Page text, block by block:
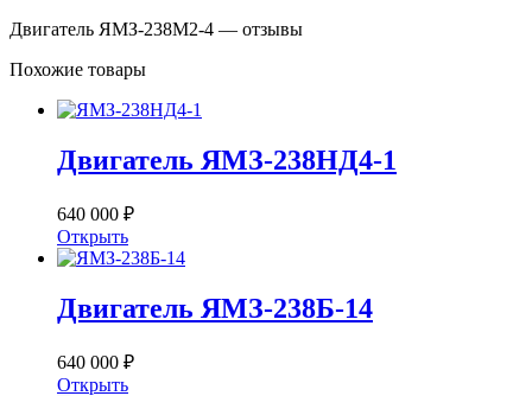
Двигатель ЯМЗ-238М2-4 — отзывы
Похожие товары
Двигатель ЯМЗ-238НД4-1
640 000 ₽
Открыть
Двигатель ЯМЗ-238Б-14
640 000 ₽
Открыть